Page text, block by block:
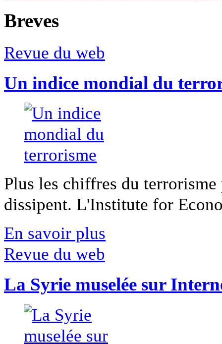
Breves
Revue du web
Un indice mondial du
Plus les chiffres du
dissipent. L'Institute for
En savoir plus
Revue du web
La Syrie muselée sur